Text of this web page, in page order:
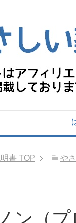
書 TOP や
ン（